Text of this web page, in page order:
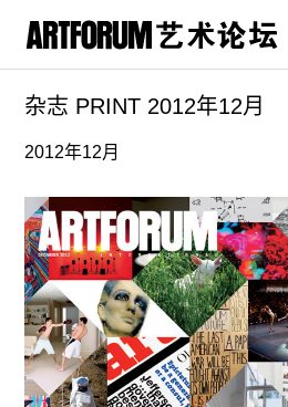
artguide
新闻
杂志
专栏
视频
ENGLISH
ART & EDUCATION
杂志 PRINT 2012年12月
2012年12月